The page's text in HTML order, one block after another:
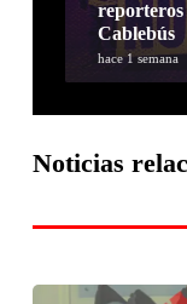
Cablebús
hace 1 semana
Noticias